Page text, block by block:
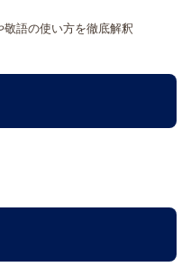
敬語の使い方を徹底解釈